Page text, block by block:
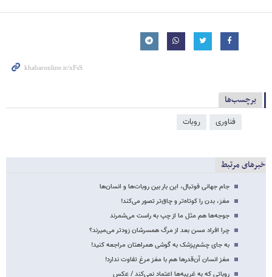
برچسب‌ها
فناوری روبات
خبرهای مرتبط
جام جهانی فوتبال، این بار بین روبات‌ها و انسان‌ها
مغز، بدن را کوتاه‌تر و چاق‌تر تصور می‌کند!
جوجه‌ها هم مثل ما از چپ به راست می‌شمرند
چرا افراد مسن بعد از مرگ همسرشان زودتر می‌میرند؟
به جای چشم‌پزشک به گوشی همراهتان مراجعه کنید!
مغز انسان آن‌قدرها هم با مغز مرغ تفاوت ندارد!
روباتی که به غریبه‌ها اعتماد نمی‌کند / عکس